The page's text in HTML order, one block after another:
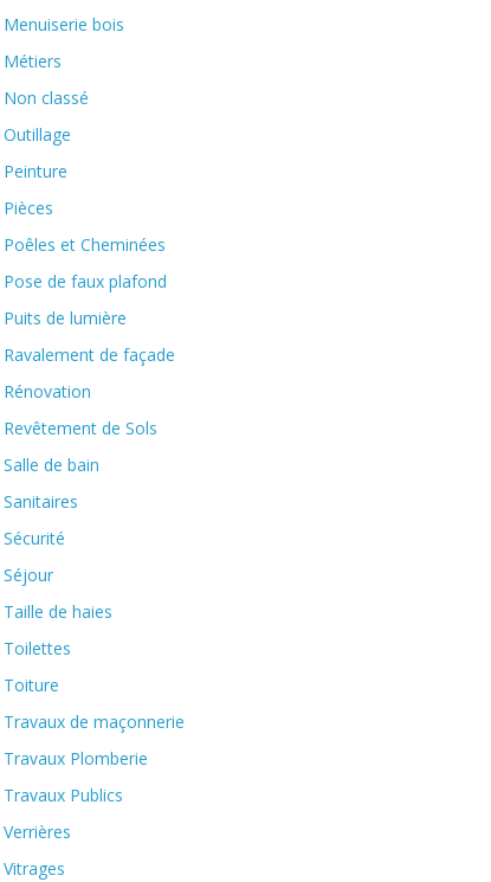
Menuiserie bois
Métiers
Non classé
Outillage
Peinture
Pièces
Poêles et Cheminées
Pose de faux plafond
Puits de lumière
Ravalement de façade
Rénovation
Revêtement de Sols
Salle de bain
Sanitaires
Sécurité
Séjour
Taille de haies
Toilettes
Toiture
Travaux de maçonnerie
Travaux Plomberie
Travaux Publics
Verrières
Vitrages